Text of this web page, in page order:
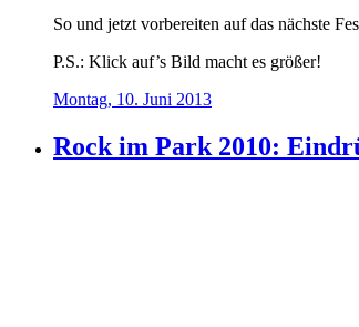
So und jetzt vorbereiten auf das nächste
P.S.: Klick auf’s Bild macht es größer!
Montag, 10. Juni 2013
Rock im Park 2010: